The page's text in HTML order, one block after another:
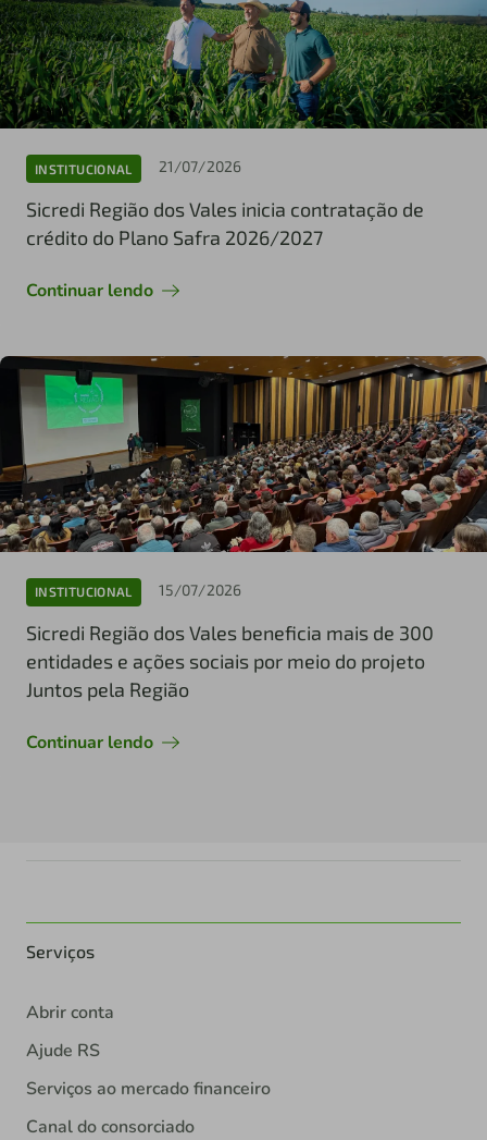
INSTITUCIONAL 21/07/2026
Sicredi Região dos Vales inicia contratação de
crédito do Plano Safra 2026/2027
Continuar lendo
INSTITUCIONAL 15/07/2026
Sicredi Região dos Vales beneficia mais de 300
entidades e ações sociais por meio do projeto
Juntos pela Região
Continuar lendo
Serviços
Abrir conta
Ajude RS
Serviços ao mercado financeiro
Canal do consorciado